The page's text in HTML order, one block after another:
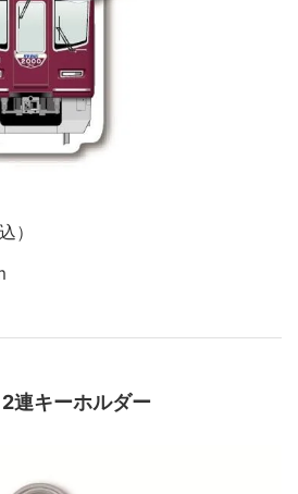
）
連キーホルダー